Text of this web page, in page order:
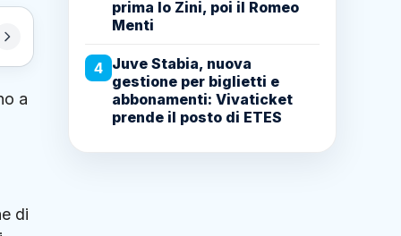
a
di
prima lo Zini, poi il Romeo
Menti
4 Juve Stabia, nuova
gestione per biglietti e
abbonamenti: Vivaticket
prende il posto di ETES